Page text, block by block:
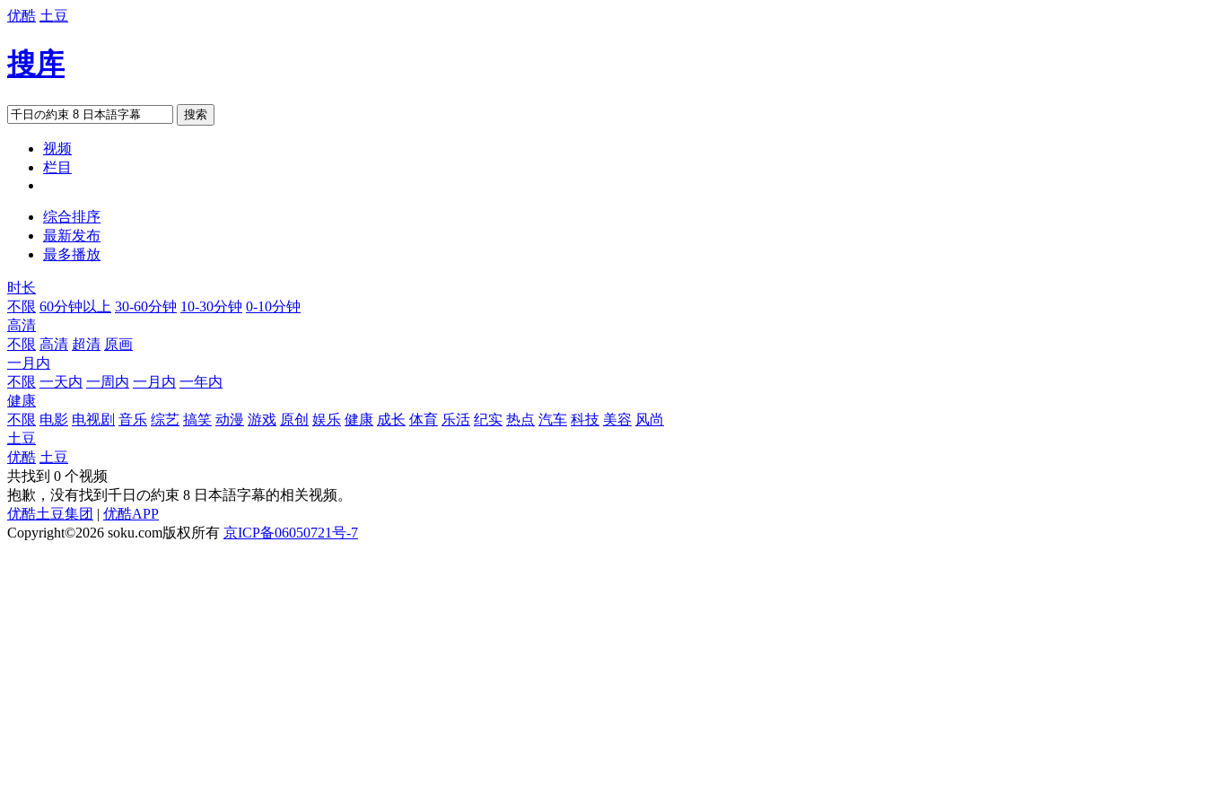
优酷 土豆
搜库
搜索
视频
栏目
综合排序
最新发布
最多播放
时长
不限 60分钟以上 30-60分钟 10-30分钟 0-10分钟
高清
不限 高清 超清 原画
一月内
不限 一天内 一周内 一月内 一年内
健康
不限 电影 电视剧 音乐 综艺 搞笑 动漫 游戏 原创 娱乐 健康 成长 体育 乐活 纪实 热点 汽车 科技 美容 风尚
土豆
优酷 土豆
共找到 0 个视频
抱歉，没有找到 千日の約束 8 日本語字幕的相关视频。
优酷土豆集团 | 优酷APP
Copyright©2026 soku.com版权所有 京ICP备06050721号-7